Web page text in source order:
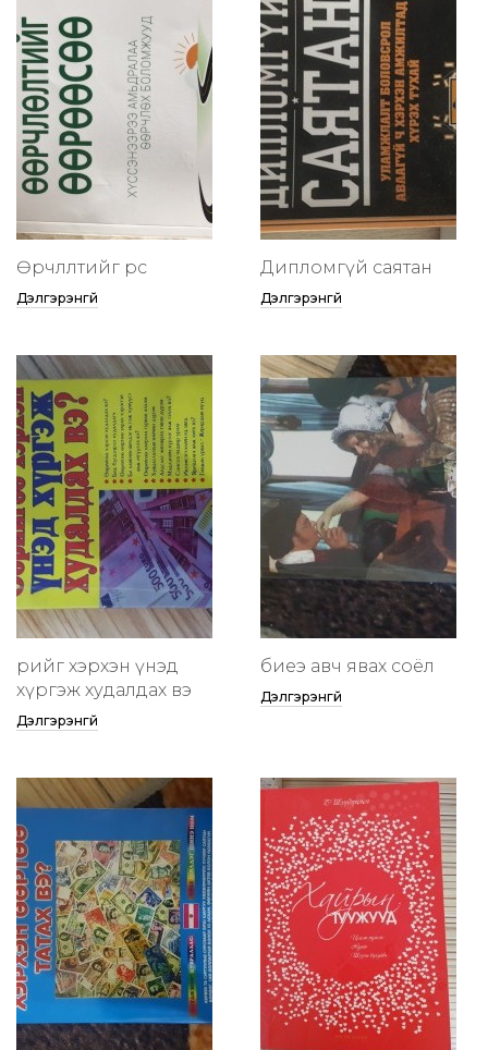
Өөрчлөлтийг өөрөөсөө
Дэлгэрэнгүй
Дипломгүй саятан
Дэлгэрэнгүй
өөрийгөө хэрхэн үнэд
хүргэж худалдах вэ
Дэлгэрэнгүй
биеэ авч явах соёл
Дэлгэрэнгүй